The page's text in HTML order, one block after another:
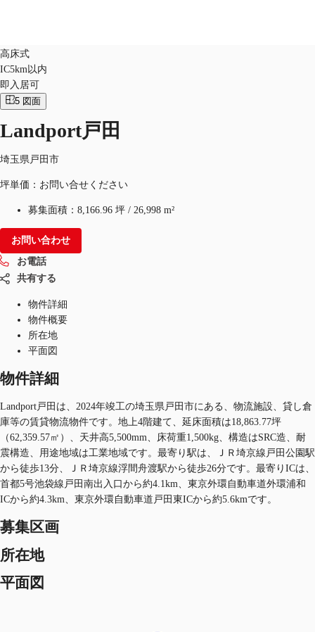
オフィス・事務所
倉庫・物流センター
地図検索
記事
仲介会社様はこちらへ
お気に入り
JP
お電話
高床式
IC5km以内
即入居可
5 図面
Landport戸田
埼玉県戸田市
坪単価：お問い合せください
募集面積： 8,166.96 坪 / 26,998 m²
お問い合わせ
お電話
共有する
物件詳細
物件概要
所在地
平面図
物件詳細
Landport戸田は、2024年竣工の埼玉県戸田市にある、物流施設、貸し倉
庫等の賃貸物流物件です。地上4階建て、延床面積は18,863.77坪
（62,359.57㎡）、天井高5,500mm、床荷重1,500kg、構造はSRC造、耐
震構造、用途地域は工業地域です。最寄り駅は、ＪＲ埼京線戸田公園駅
から徒歩13分、ＪＲ埼京線浮間舟渡駅から徒歩26分です。最寄りICは、
首都5号池袋線戸田南出入口から約4.1km、東京外環自動車道外環浦和
ICから約4.3km、東京外環自動車道戸田東ICから約5.6kmです。
募集区画
所在地
平面図